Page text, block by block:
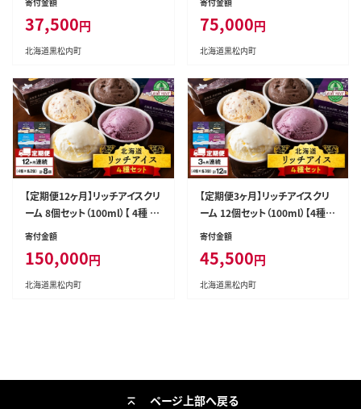
37,500円
北海道黒松内町
75,000円
北海道黒松内町
【定期便12ヶ月】リッチアイスクリ
ーム 8個セット（100ml）【 4種 ×
各2個】アイス スイーツ おやつ
寄付金額
150,000円
北海道黒松内町
【定期便3ヶ月】リッチアイスクリ
ーム 12個セット（100ml）【4種×
各3個】アイス スイーツ おやつ
寄付金額
45,500円
北海道黒松内町
ページ上部へ戻る